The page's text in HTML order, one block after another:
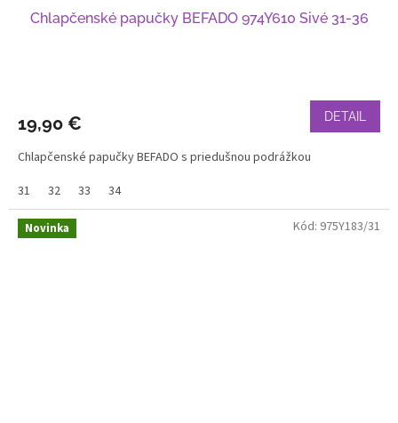
Chlapčenské papučky BEFADO 974Y610 Sivé 31-36
19,90 € DETAIL
Chlapčenské papučky BEFADO s priedušnou podrážkou
31
32 33 34
Novinka Kód: 975Y183/31